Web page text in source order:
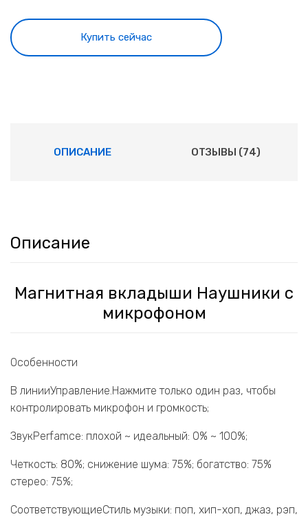
Купить сейчас
ОПИСАНИЕ ОТЗЫВЫ (74)
Описание
Магнитная вкладыши Наушники с
микрофоном
Особенности
В линииУправление.Нажмите только один раз, чтобы
контролировать микрофон и громкость;
ЗвукPerfamce: плохой ~ идеальный: 0% ~ 100%;
Четкость: 80%; снижение шума: 75%; богатство: 75%
стерео: 75%;
СоответствующиеСтиль музыки: поп, хип-хоп, джаз, рэп,